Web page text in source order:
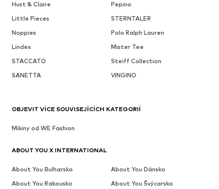
Hust & Claire
Pepino
Little Pieces
STERNTALER
Noppies
Polo Ralph Lauren
Lindex
Mister Tee
STACCATO
Steiff Collection
SANETTA
VINGINO
OBJEVIT VÍCE SOUVISEJÍCÍCH KATEGORIÍ
Mikiny od WE Fashion
ABOUT YOU X INTERNATIONAL
About You Bulharsko
About You Dánsko
About You Rakousko
About You Švýcarsko